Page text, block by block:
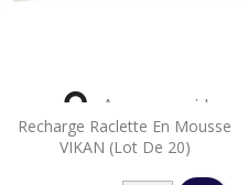
Recharge Raclette En Mousse
VIKAN (lot De 20)
 Aperçu rapide